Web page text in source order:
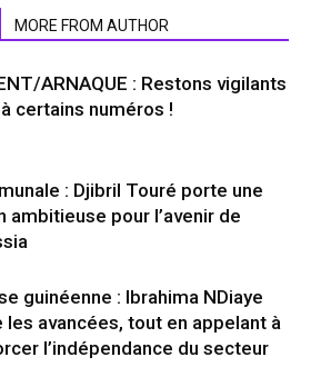
MORE FROM AUTHOR
ARNAQUE : Restons vigilants
certains numéros !
: Djibril Touré porte une
ambitieuse pour l’avenir de
guinéenne : Ibrahima NDiaye
les avancées, tout en appelant à
l’indépendance du secteur